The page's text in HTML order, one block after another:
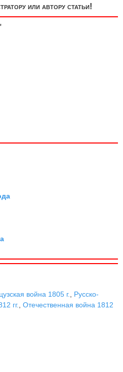
или автору статьи!
война 1805 г.
Русско-
гг. ,Отечественная война 1812